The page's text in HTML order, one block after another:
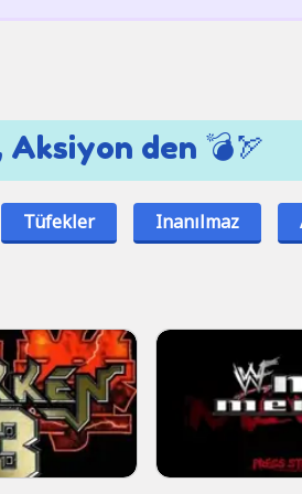
Aksiyon den 💣🏹
Tüfekler Inanılmaz